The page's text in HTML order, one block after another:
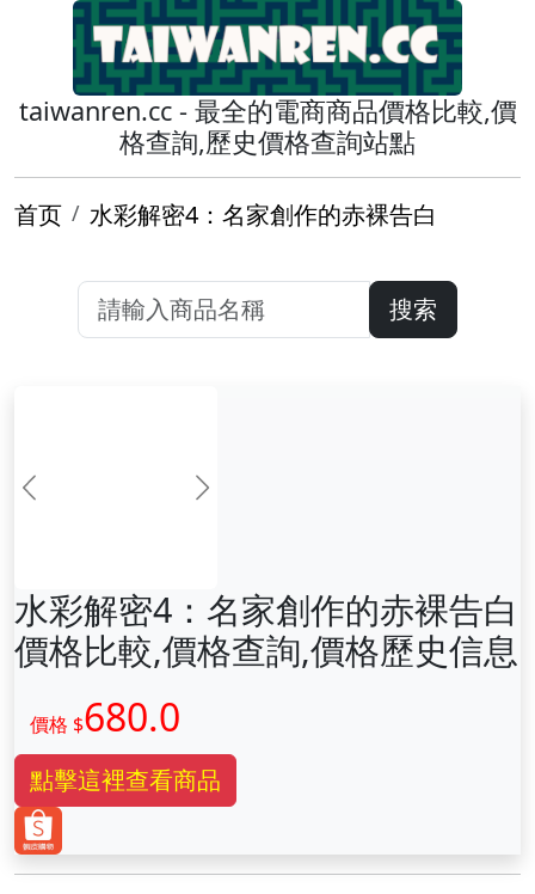
taiwanren.cc - 最全的電商商品價格比較,價
格查詢,歷史價格查詢站點
首页 水彩解密4：名家創作的赤裸告白
搜索
前一张 下一张
水彩解密4：名家創作的赤裸告白
價格比較,價格查詢,價格歷史信息
價格 $680.0
點擊這裡查看商品